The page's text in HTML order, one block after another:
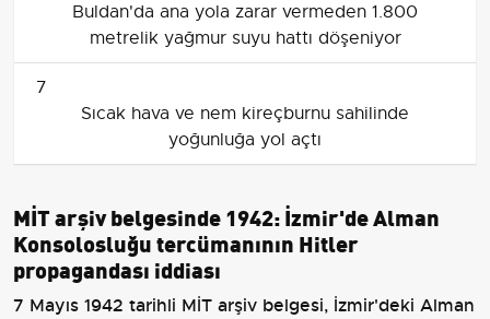
Buldan'da ana yola zarar vermeden 1.800
metrelik yağmur suyu hattı döşeniyor
7
Sıcak hava ve nem kireçburnu sahilinde
yoğunluğa yol açtı
MİT arşiv belgesinde 1942: İzmir'de Alman
Konsolosluğu tercümanının Hitler
propagandası iddiası
7 Mayıs 1942 tarihli MİT arşiv belgesi, İzmir'deki Alman